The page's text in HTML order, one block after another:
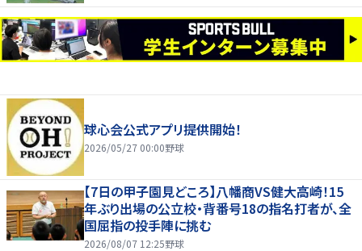
球心会公式アプリ提供開始！
2026/05/27 00:00野球
【7日の甲子園見どころ】八幡商VS健大高崎！15
年ぶり出場の公立校・背番号18の指名打者が、全
国屈指の投手陣に挑む
2026/08/07 12:25野球